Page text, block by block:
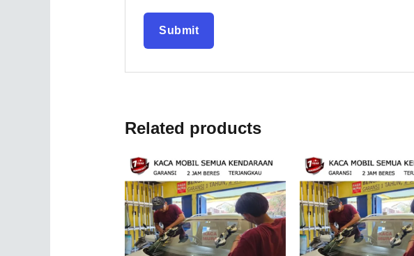
Related products